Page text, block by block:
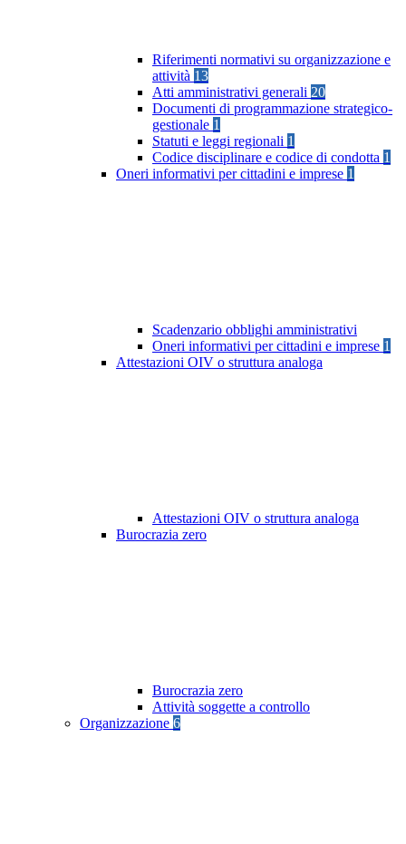
Riferimenti normativi su organizzazione e
attività 13
Atti amministrativi generali 20
Documenti di programmazione strategico-
gestionale 1
Statuti e leggi regionali 1
Codice disciplinare e codice di condotta 1
Oneri informativi per cittadini e imprese 1
Scadenzario obblighi amministrativi
Oneri informativi per cittadini e imprese 1
Attestazioni OIV o struttura analoga
Attestazioni OIV o struttura analoga
Burocrazia zero
Burocrazia zero
Attività soggette a controllo
Organizzazione 6